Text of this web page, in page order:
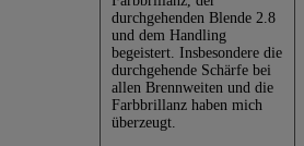
durchgehenden Blende 2.8
und dem Handling
begeistert. Insbesondere die
durchgehende Schärfe bei
allen Brennweiten und die
Farbbrillanz haben mich
überzeugt.